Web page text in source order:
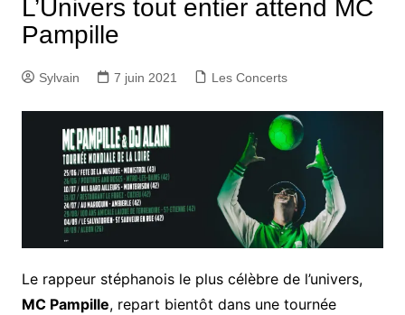
L’Univers tout entier attend MC
Pampille
Sylvain 7 juin 2021 Les Concerts
Le rappeur stéphanois le plus célèbre de l’univers,
MC Pampille, repart bientôt dans une tournée